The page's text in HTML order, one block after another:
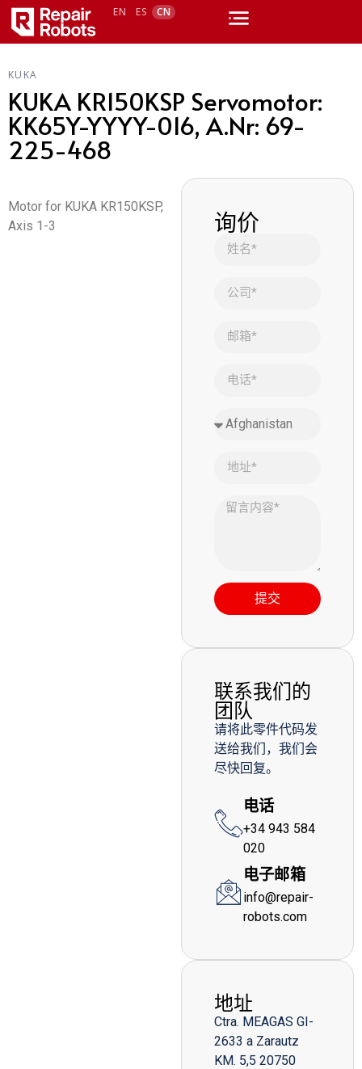
EN ES CN
KUKA
KUKA KR150KSP Servomotor:
KK65Y-YYYY-016, A.Nr: 69-
225-468
Motor for KUKA KR150KSP,
Axis 1-3
询价
提交
联系我们的
团队
请将此零件代码发
送给我们，我们会
尽快回复。
电话
+34 943 584
020
电子邮箱
info@repair-
robots.com
地址
Ctra. MEAGAS GI-
2633 a Zarautz
KM. 5,5 20750